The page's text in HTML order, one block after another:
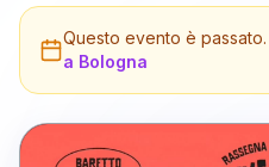
Questo evento è passato.
a Bologna